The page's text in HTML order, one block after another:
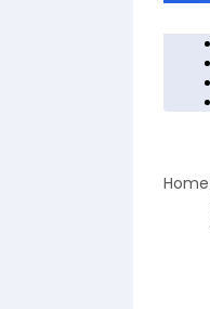
Home